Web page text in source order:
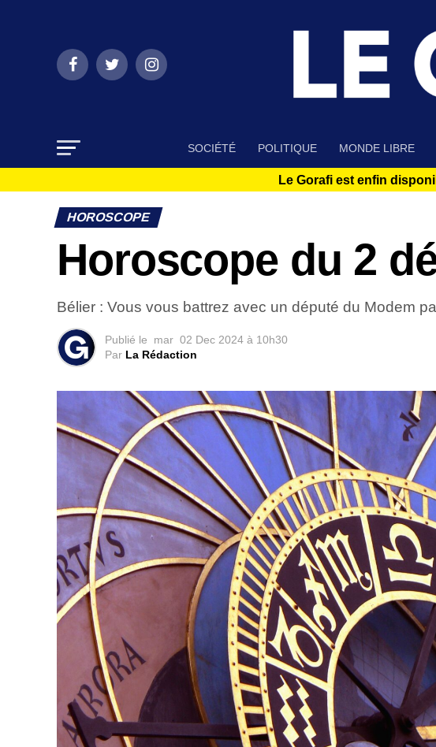
SOCIÉTÉ POLITIQUE MONDE LIBRE
Le Gorafi est enfin
HOROSCOPE
Horoscope du 2
Bélier : Vous vous battrez avec un député du Modem
Publié le mar 02 Dec 2024 à 10h30
Par La Rédaction